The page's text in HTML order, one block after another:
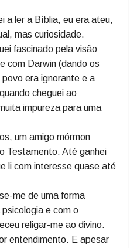
que começassem a ler
por dia, começando
eu mesmo releria a
a ler a Bíblia, eu era ateu,
mas curiosidade.
fascinado pela visão
com Darwin (dando os
era ignorante e a
cheguei ao
impureza para uma
um amigo mórmon
Testamento. Até ganhei
li com interesse quase até
me de uma forma